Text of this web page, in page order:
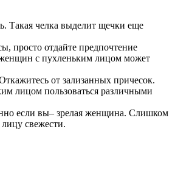
Такая челка выделит щечки еще
просто отдайте предпочтение
женщин с пухленьким лицом может
от зализанных причесок.
лицом пользоваться различными
если вы– зрелая женщина. Слишком
свежести.